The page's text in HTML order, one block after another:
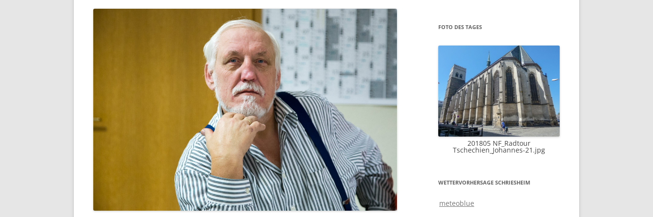
FOTO DES TAGES
201805 NF_Radtour
Tschechien_Johannes-21.jpg
WETTERVORHERSAGE SCHRIESHEIM
meteoblue